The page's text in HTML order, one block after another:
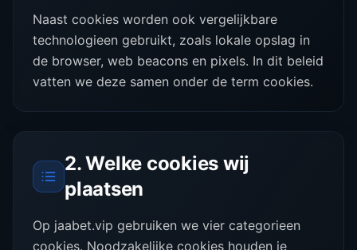
Naast cookies worden ook vergelijkbare
technologieen gebruikt, zoals lokale opslag in
de browser, web beacons en pixels. In dit beleid
vatten we deze samen onder de term cookies.
2. Welke cookies wij
plaatsen
Op jaabet.vip gebruiken we vier categorieen
cookies. Noodzakelijke cookies houden je